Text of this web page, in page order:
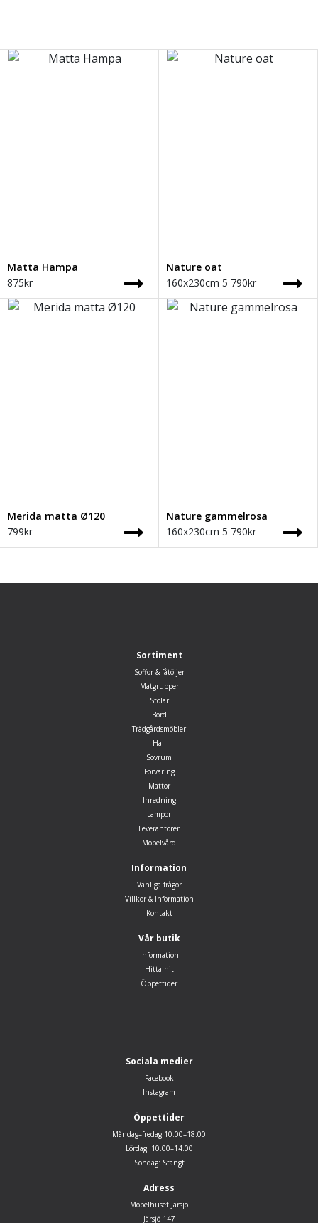
Matta Hampa
875kr
Nature oat
160x230cm 5 790kr
Merida matta Ø120
799kr
Nature gammelrosa
160x230cm 5 790kr
Sortiment
Soffor & fåtöljer
Matgrupper
Stolar
Bord
Trädgårdsmöbler
Hall
Sovrum
Förvaring
Mattor
Inredning
Lampor
Leverantörer
Möbelvård
Information
Vanliga frågor
Villkor & Information
Kontakt
Vår butik
Information
Hitta hit
Öppettider
Sociala medier
Facebook
Instagram
Öppettider
Måndag–fredag 10.00–18.00
Lördag: 10.00–14.00
Söndag: Stängt
Adress
Möbelhuset Järsjö
Järsjö 147